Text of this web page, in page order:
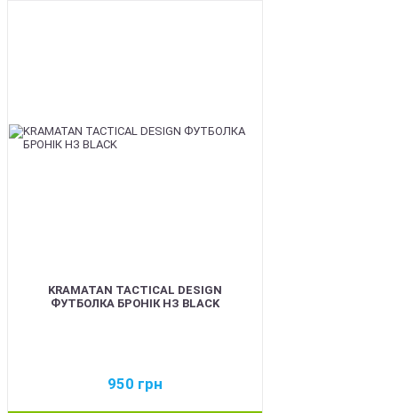
KRAMATAN TACTICAL DESIGN
ФУТБОЛКА БРОНІК НЗ BLACK
950 грн